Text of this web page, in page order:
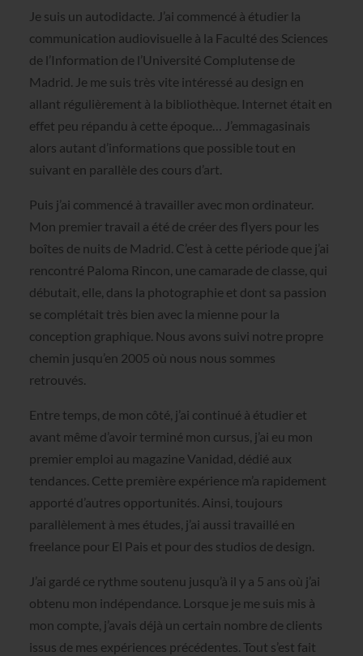
Je suis un autodidacte. J’ai commencé à étudier la
communication audiovisuelle à la Faculté des Sciences
de l’Information de l’Université Complutense de
Madrid. Je me suis très vite intéressé au design en
allant régulièrement à la bibliothèque. Internet était en
effet peu répandu à cette époque… J’emmagasinais
alors autant d’informations que possible tout en
suivant en parallèle des cours d’art.
Puis j’ai commencé à travailler avec mon ordinateur.
Mon premier travail a été de créer des flyers pour les
boîtes de nuits de Madrid. C’est à cette période que j’ai
rencontré Paloma Rincon, une camarade de classe, qui
débutait, elle, dans la photographie et dont sa passion
se complétait très bien avec la mienne pour la
conception graphique. Nous avons suivi notre propre
chemin jusqu’en 2005 où nous nous sommes
retrouvés.
Entre temps, de mon côté, j’ai continué à étudier et
avant même d’avoir terminé mon cursus, j’ai eu mon
premier emploi au magazine Vanidad, dédié aux
tendances. Cette première expérience m’a rapidement
apporté d’autres opportunités. Ainsi, toujours
parallèlement à mes études, j’ai aussi travaillé en
freelance pour El Pais et pour des studios de design.
J’ai gardé ce rythme soutenu jusqu’à il y a 5 ans où j’ai
obtenu mon indépendance. Lorsque je me suis mis à
mon compte, j’avais déjà un certain nombre de clients
issus de mes expériences précédentes. Tout s’est fait